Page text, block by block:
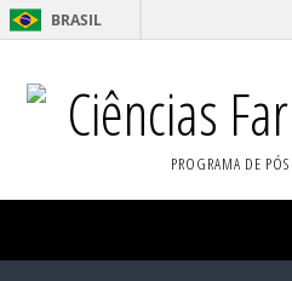
BRASIL
Ciências
PROGRAMA DE